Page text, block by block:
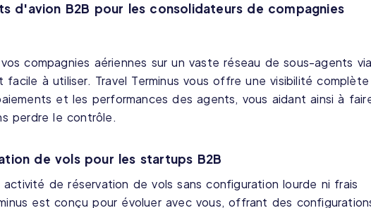
d'avion B2B pour les consolidateurs de compagnies
compagnies aériennes sur un vaste réseau de sous-agents
à utiliser. Travel Terminus vous offre une visibilité complète
et les performances des agents, vous aidant ainsi à
perdre le contrôle.
de vols pour les startups B2B
de réservation de vols sans configuration lourde ni frais
est conçu pour évoluer avec vous, offrant des